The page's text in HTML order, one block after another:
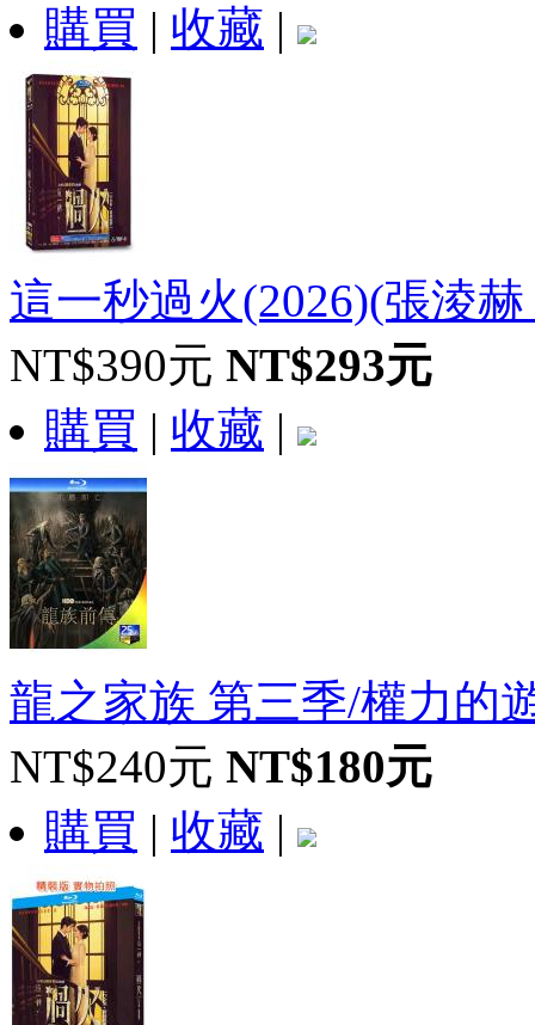
購買 | 收藏 |
這一秒過火(2026)(張淩
NT$390元 NT$293元
購買 | 收藏 |
龍之家族 第三季/權力的
NT$240元 NT$180元
購買 | 收藏 |